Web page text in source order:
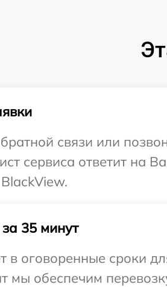
связи или
сервиса ответит на
35 минут
в оговоренные сроки
мы обеспечим